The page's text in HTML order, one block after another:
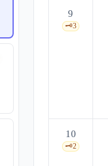
9
🗝️3
10
🗝️2